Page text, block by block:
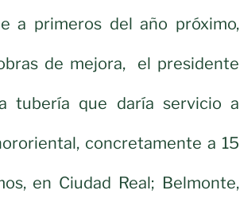
a primeros del año próximo,
de mejora, el presidente
tubería que daría servicio a
concretamente a 15
en Ciudad Real; Belmonte,